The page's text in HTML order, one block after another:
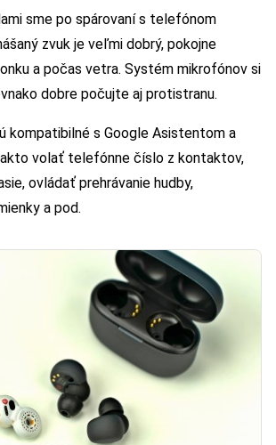
sme po spárovaní s telefónom
zvuk je veľmi dobrý, pokojne
a počas vetra. Systém mikrofónov si
dobre počujte aj protistranu.
kompatibilné s Google Asistentom a
volať telefónne číslo z kontaktov,
ovládať prehrávanie hudby,
a pod.